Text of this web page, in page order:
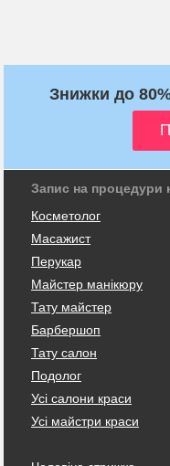
Знижки до 80%
Запис на процедури
Косметолог
Масажист
Перукар
Майстер манікюру
Тату майстер
Барбершоп
Тату салон
Подолог
Усі салони краси
Усі майстри краси